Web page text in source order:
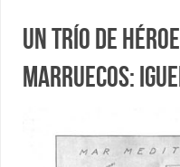
Un trío de
Marruecos: